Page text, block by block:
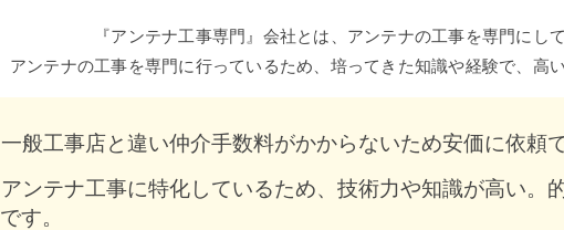
『アンテナ工事専門』会社とは、アンテナの工事を専門にし
アンテナの工事を専門に行っているため、培ってきた知識や経験で、 高
一般工事店と違い仲介手数料がかからないため安価に依頼で
アンテナ工事に特化しているため、技術力や知識が高い。
です。